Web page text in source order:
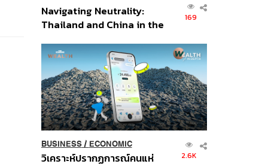
Navigating Neutrality:
Thailand and China in the
Order
169
BUSINESS/ ECONOMIC
วิเคราะห์ปรากฏการณ์คนแห่ 2.6K